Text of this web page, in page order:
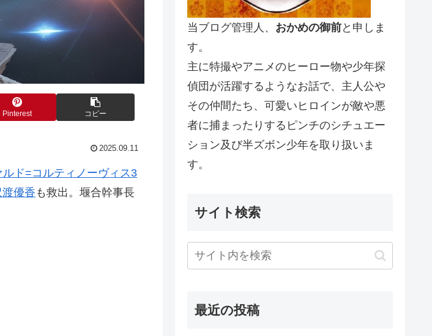
Pinterest コピー
2025.09.11
ド=コルティノーヴィス3
渡優香 も救出。堰合幹事長
当ブログ管理人、 おかめの御前と申しま
す。
主に特撮やアニメのヒーロー物や少年探
偵団が活躍するようなお話で、主人公や
その仲間たち、可愛いヒロインが敵や悪
者に捕まったりするピンチのシチュエー
ション及び半ズボン少年を取り扱いま
す。
サイト検索
最近の投稿